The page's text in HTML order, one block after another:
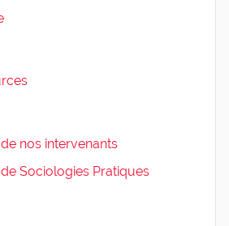
nos intervenants
Sociologies Pratiques